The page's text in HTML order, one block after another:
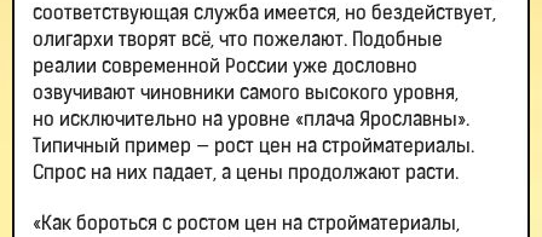
соответствующая служба имеется, но бездействует,
олигархи творят всё, что пожелают. Подобные
реалии современной России уже дословно
озвучивают чиновники самого высокого уровня,
но исключительно на уровне «плача Ярославны».
Типичный пример — рост цен на стройматериалы.
Спрос на них падает, а цены продолжают расти.
«Как бороться с ростом цен на стройматериалы,